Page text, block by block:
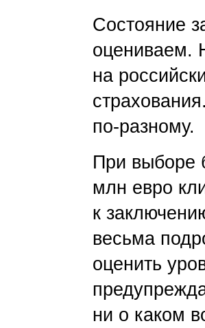
Состояние
оцениваем.
на
по-разному.
При выборе
млн евро
к
весьма
оценить
ни о каком